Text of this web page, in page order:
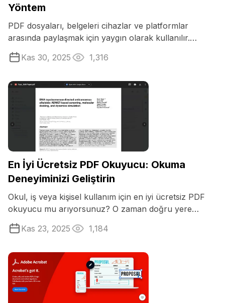
Yöntem
PDF dosyaları, belgeleri cihazlar ve platformlar
arasında paylaşmak için yaygın olarak kullanılır.
Popüler olmalarına rağmen ...
Kas 30, 2025 1,316
En İyi Ücretsiz PDF Okuyucu: Okuma
Deneyiminizi Geliştirin
Okul, iş veya kişisel kullanım için en iyi ücretsiz PDF
okuyucu mu arıyorsunuz? O zaman doğru yere
geldiniz!
Kas 23, 2025 1,184